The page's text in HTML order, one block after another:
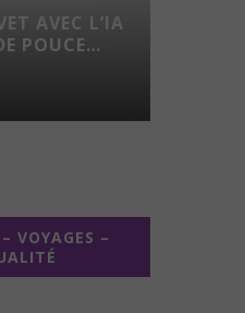
AVEC L’IA
POUCE…
VOYAGES –